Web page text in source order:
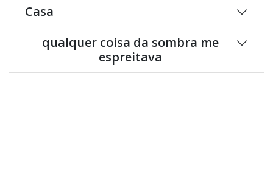
Casa
qualquer coisa da sombra me
espreitava